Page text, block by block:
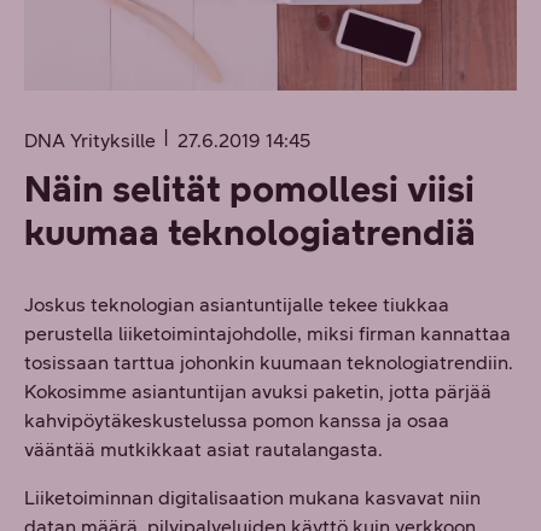
DNA Yrityksille 27.6.2019 14:45
Näin selität pomollesi viisi
kuumaa teknologiatrendiä
Joskus teknologian asiantuntijalle tekee tiukkaa
perustella liiketoimintajohdolle, miksi firman kannattaa
tosissaan tarttua johonkin kuumaan teknologiatrendiin.
Kokosimme asiantuntijan avuksi paketin, jotta pärjää
kahvipöytäkeskustelussa pomon kanssa ja osaa
vääntää mutkikkaat asiat rautalangasta.
Liiketoiminnan digitalisaation mukana kasvavat niin